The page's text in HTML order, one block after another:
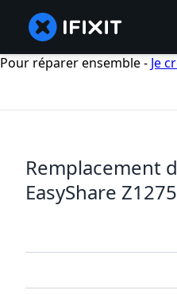
Pour réparer ensemble - Je
Remplacement
EasyShare Z1275